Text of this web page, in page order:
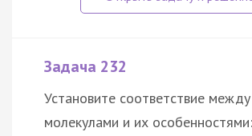
Задача 232
Установите соответствие между
молекулами и их